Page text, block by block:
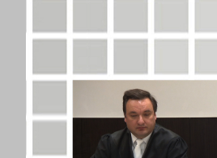
Hauptverhandlungstermin
10. Aug. 2026, 09:30 Uhr
Gütetermin und früher erster
Zivilsache - C 3909/26
Letzte Aktualisierung:
Heute, 17:51 Uhr